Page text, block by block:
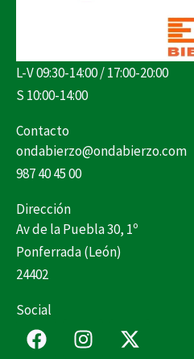
L-V 09:30-14:00 / 17:00-20:00
S 10:00-14:00
Contacto
ondabierzo@ondabierzo.com
987 40 45 00
Dirección
Av de la Puebla 30, 1º
Ponferrada (León)
24402
Social
F
a
I
n
X
-